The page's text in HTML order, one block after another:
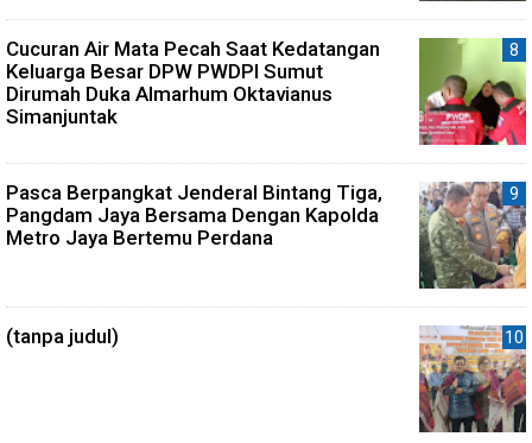
Cucuran Air Mata Pecah Saat Kedatangan
Keluarga Besar DPW PWDPI Sumut
Dirumah Duka Almarhum Oktavianus
Simanjuntak
Pasca Berpangkat Jenderal Bintang Tiga,
Pangdam Jaya Bersama Dengan Kapolda
Metro Jaya Bertemu Perdana
(tanpa judul)